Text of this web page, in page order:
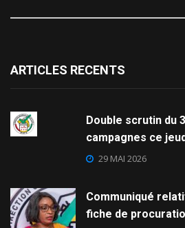
ARTICLES RECENTS
Double scrutin du
campagnes ce
29 MAI 2026
Communiqué
fiche de